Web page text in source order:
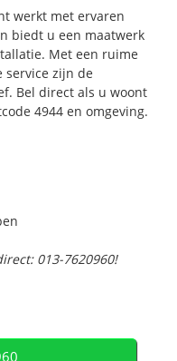
werkt met ervaren
biedt u een maatwerk
Met een ruime
service zijn de
Bel direct als u woont
4944 en omgeving.
013-7620960!